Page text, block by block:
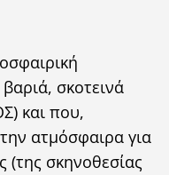
σκοτεινά
και που,
ατμόσφαιρα για
(της σκηνοθεσίας